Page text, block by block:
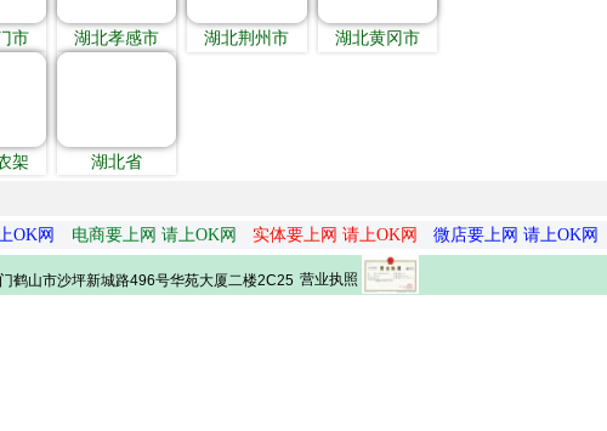
市 湖北孝感市 湖北荆州市 湖北黄冈市
架
湖北省
OK网 电商要上网 请上OK网 实体要上网 请上OK网 微店要上网 请上OK网
鹤山市沙坪新城路496号华苑大厦二楼2C25 营业执照